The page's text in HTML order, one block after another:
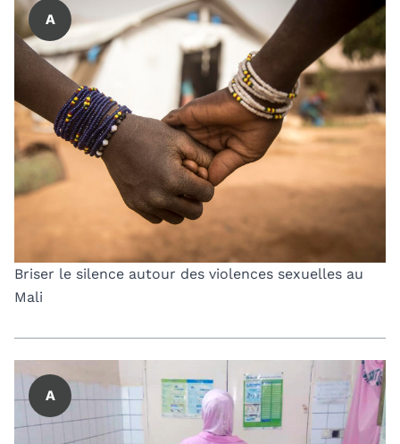
A
Briser le silence autour des violences sexuelles au
Mali
A